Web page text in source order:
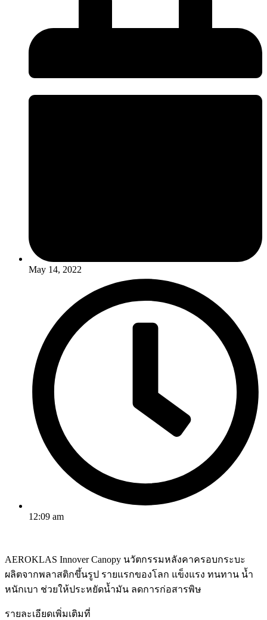
May 14, 2022
12:09 am
AEROKLAS Innover Canopy นวัตกรรมหลังคาครอบกระบะ
ผลิตจากพลาสติกขึ้นรูป รายแรกของโลก แข็งแรง ทนทาน น้ำ
หนักเบา ช่วยให้ประหยัดน้ำมัน ลดการก่อสารพิษ
รายละเอียดเพิ่มเติมที่